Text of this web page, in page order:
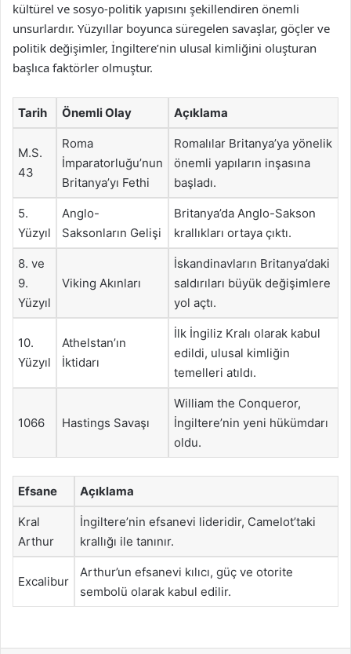
kültürel ve sosyo-politik yapısını şekillendiren önemli
unsurlardır. Yüzyıllar boyunca süregelen savaşlar, göçler ve
politik değişimler, İngiltere’nin ulusal kimliğini oluşturan
başlıca faktörler olmuştur.
Tarih Önemli Olay Açıklama
M.S.
43
Roma
İmparatorluğu’nun
Britanya’yı Fethi
Romalılar Britanya’ya yönelik
önemli yapıların inşasına
başladı.
5.
Yüzyıl
Anglo-
Saksonların Gelişi
Britanya’da Anglo-Sakson
krallıkları ortaya çıktı.
8. ve
9.
Yüzyıl
Viking Akınları
İskandinavların Britanya’daki
saldırıları büyük değişimlere
yol açtı.
10.
Yüzyıl
Athelstan’ın
İktidarı
İlk İngiliz Kralı olarak kabul
edildi, ulusal kimliğin
temelleri atıldı.
1066 Hastings Savaşı
William the Conqueror,
İngiltere’nin yeni hükümdarı
oldu.
Efsane Açıklama
Kral
Arthur
İngiltere’nin efsanevi lideridir, Camelot’taki
krallığı ile tanınır.
Excalibur
Arthur’un efsanevi kılıcı, güç ve otorite
sembolü olarak kabul edilir.